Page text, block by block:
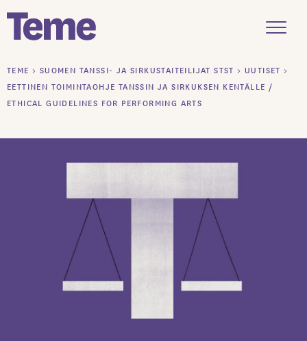
Siirry
sisältöön
TEME > SUOMEN TANSSI- JA SIRKUSTAITEILIJAT STST >UUTISET >
EETTINEN TOIMINTAOHJE TANSSIN JA SIRKUKSEN KENTÄLLE /
ETHICAL GUIDELINES FOR PERFORMING ARTS